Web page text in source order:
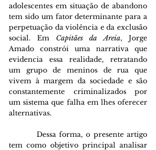
adolescentes em situação de abandono
tem sido um fator determinante para a
perpetuação da violência e da exclusão
social. Em Capitães da Areia, Jorge
Amado constrói uma narrativa que
evidencia essa realidade, retratando
um grupo de meninos de rua que
vivem à margem da sociedade e são
constantemente criminalizados por
um sistema que falha em lhes oferecer
alternativas.
tem como objetivo principal analisar